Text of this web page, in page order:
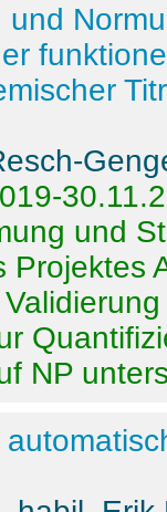
und
Projektes
NP